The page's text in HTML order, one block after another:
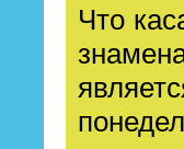
Что